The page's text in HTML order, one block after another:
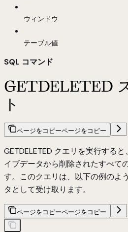
ウィンドウ
テーブル値
SQL コマンド
GETDELETED
ト
ページをコピーページをコピー
GETDELETED クエリを実行する
イブデータから削除されたすべて
す。このクエリは、以下の例のよ
タとして受け取ります。
ページをコピーページをコピー